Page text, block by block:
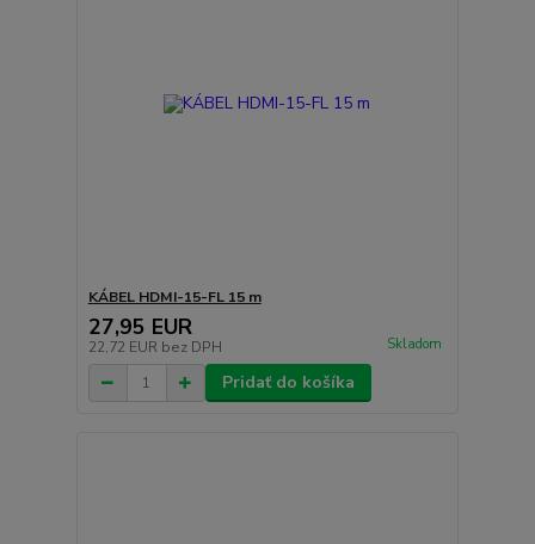
KÁBEL HDMI-15-FL 15 m
27,95 EUR
22,72 EUR bez DPH Skladom
Pridať do košíka